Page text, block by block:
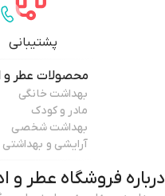
پشتیبانی
محصولات عطر و
بهداشت خانگی
مادر و کودک
بهداشت شخصی
آرایشی و بهداشتی
درباره فروشگاه عطر و